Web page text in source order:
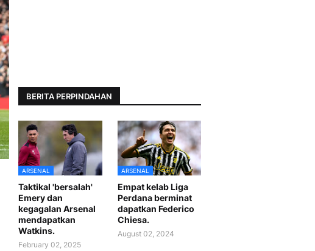
BERITA PERPINDAHAN
ARSENAL
Taktikal 'bersalah'
Emery dan
kegagalan Arsenal
mendapatkan
Watkins.
February 02, 2025
ARSENAL
Empat kelab Liga
Perdana berminat
dapatkan Federico
Chiesa.
August 02, 2024